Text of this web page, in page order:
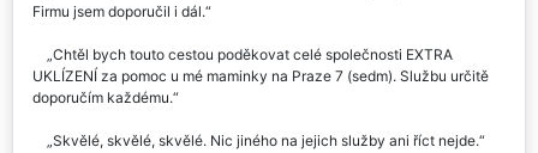
Recenze našich služeb uklízení od zákazníků:
Nechali jsme si umýt venkovní žaluzie a máme je opět skvěle čisté.
Firmu jsem doporučil i dál.
Chtěl bych touto cestou poděkovat celé společnosti EXTRA